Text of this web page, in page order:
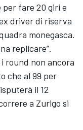
per fare 20 giri e
driver di riserva
monegasca.
replicare”.
round non ancora
che al 99 per
il 12
a Zurigo si